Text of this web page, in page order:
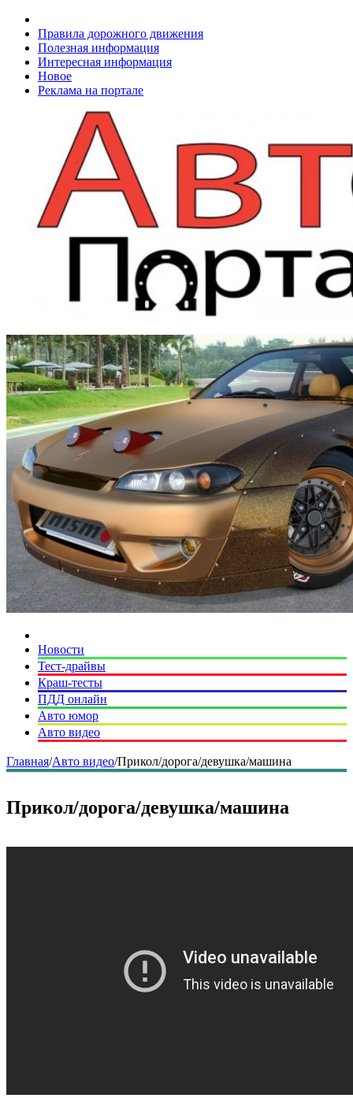
Правила дорожного движения
Полезная информация
Интересная информация
Новое
Реклама на портале
Новости
Тест-драйвы
Краш-тесты
ПДД онлайн
Авто юмор
Авто видео
Главная/Авто видео/Прикол/дорога/девушка/машина
Прикол/дорога/девушка/машина